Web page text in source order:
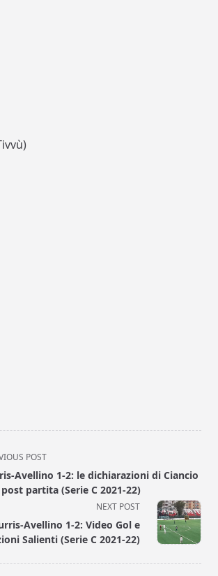
POST
Avellino 1-2: le dichiarazioni di Ciancio
partita (Serie C 2021-22)
NEXT POST
Avellino 1-2: Video Gol e
Salienti (Serie C 2021-22)